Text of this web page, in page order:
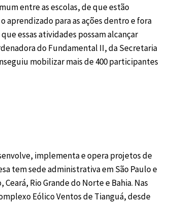
entre as escolas, de que estão
para as ações dentro e fora
essas atividades possam alcançar
do Fundamental II, da Secretaria
mobilizar mais de 400 participantes
implementa e opera projetos de
tem sede administrativa em São Paulo e
Rio Grande do Norte e Bahia. Nas
Eólico Ventos de Tianguá, desde